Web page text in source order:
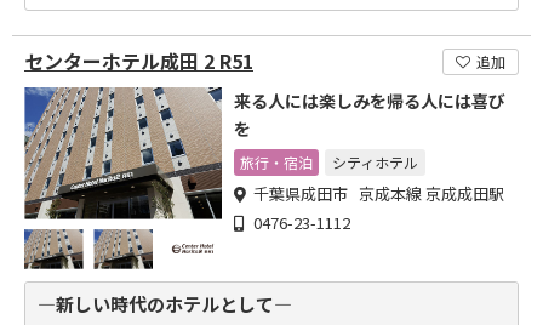
センターホテル成田 2 R51 追加
来る人には楽しみを帰る人には喜び
を
旅行・宿泊 シティホテル
千葉県成田市 京成本線 京成成田駅
0476-23-1112
―新しい時代のホテルとして―